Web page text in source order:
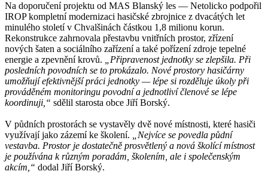
Na doporučení projektu od MAS Blanský les — Netolicko podpořil
IROP kompletní modernizaci hasičské zbrojnice z dvacátých let
minulého století v Chvalšinách částkou 1,8 milionu korun.
Rekonstrukce zahrnovala přestavbu vnitřních prostor, zřízení
nových šaten a sociálního zařízení a také pořízení zdroje tepelné
energie a zpevnění krovů.
„Připravenost jednotky se zlepšila. Při
posledních povodních se to prokázalo. Nové prostory hasičárny
umožňují efektivnější práci jednotky — lépe si rozděluje úkoly při
prováděném monitoringu povodní a jednotliví členové se lépe
koordinuji,“ sdělil starosta obce Jiří Borský.
V půdních prostorách se vystavěly dvě nové místnosti, které hasiči
využívají jako zázemí ke školení.
„Nejvíce se povedla půdní
vestavba. Prostor je dostatečně prosvětlený a nová školící místnost
je používána k různým poradám, školením, ale i společenským
akcím,“ dodal Jiří Borský.